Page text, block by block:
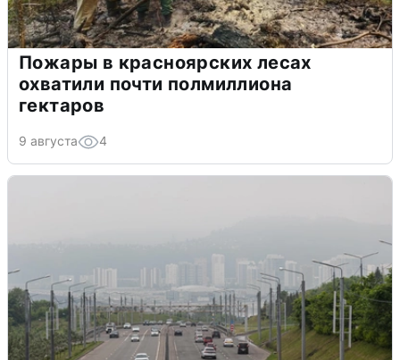
Пожары в красноярских лесах
охватили почти полмиллиона
гектаров
9 августа 4